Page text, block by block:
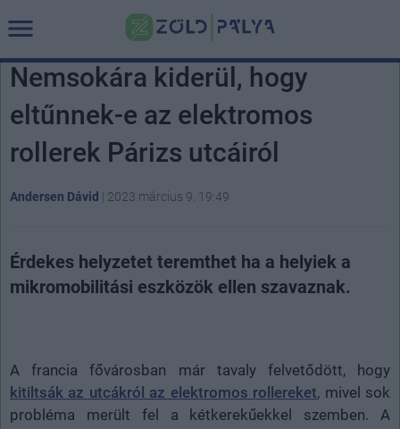
Nemsokára kiderül, hogy
eltűnnek-e az elektromos
rollerek Párizs utcáiról
Andersen Dávid | 2023 március 9. 19:49
Érdekes helyzetet teremthet ha a helyiek a
mikromobilitási eszközök ellen szavaznak.
A francia fővárosban már tavaly felvetődött, hogy
kitiltsák az utcákról az elektromos rollereket, mivel sok
probléma merült fel a kétkerekűekkel szemben. A